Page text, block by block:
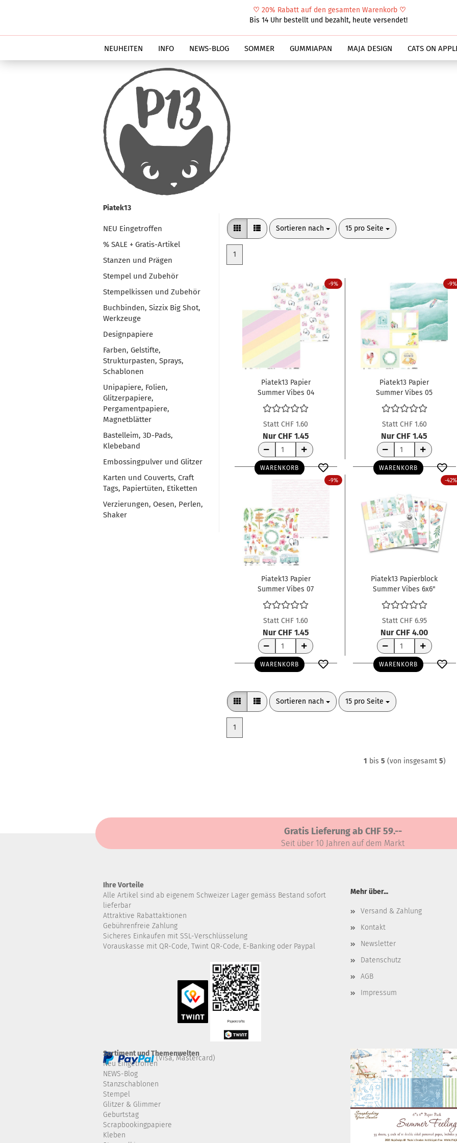
♡ 20% Rabatt auf den gesamten Warenkorb ♡
Bis 14 Uhr bestellt und bezahlt, heute versendet!
NEUHEITEN INFO NEWS-BLOG SOMMER GUMMIAPAN MAJA DESIGN CATS ON
Piatek13
NEU Eingetroffen
% SALE + Gratis-Artikel
Stanzen und Prägen
Stempel und Zubehör
Stempelkissen und Zubehör
Buchbinden, Sizzix Big Shot,
Werkzeuge
Designpapiere
Farben, Gelstifte,
Strukturpasten, Sprays,
Schablonen
Unipapiere, Folien,
Glitzerpapiere,
Pergamentpapiere,
Magnetblätter
Bastelleim, 3D-Pads,
Klebeband
Embossingpulver und Glitzer
Karten und Couverts, Craft
Tags, Papiertüten, Etiketten
Verzierungen, Oesen, Perlen,
Shaker
Sortieren nach
Sortieren nach 15 pro Seite
pro Seite
1
-9%
Piatek13 Papier
Summer Vibes 04
12x12"
Statt CHF 1.60
Nur CHF 1.45
WARENKORB
-9%
Piatek13 Papier
Summer Vibes 05
12x12"
Statt CHF 1.60
Nur CHF 1.45
WARENKORB
-9%
Piatek13 Papier
Summer Vibes 07
12x12"
Statt CHF 1.60
Nur CHF 1.45
WARENKORB
-42%
Piatek13 Papierblock
Summer Vibes 6x6"
Statt CHF 6.95
Nur CHF 4.00
WARENKORB
Sortieren nach
Sortieren nach 15 pro Seite
pro Seite
1
1 bis 5 (von insgesamt 5)
Gratis Lieferung ab CHF 59.--
Seit über 10 Jahren auf dem Markt
Ihre Vorteile
Alle Artikel sind ab eigenem Schweizer Lager gemäss Bestand sofort
lieferbar
Attraktive Rabattaktionen
Gebührenfreie Zahlung
Sicheres Einkaufen mit SSL-Verschlüsselung
Vorauskasse mit QR-Code, Twint QR-Code, E-Banking oder Paypal
(Visa, Mastercard)
Mehr über...
Versand & Zahlung
Kontakt
Newsletter
Datenschutz
AGB
Impressum
Sortiment und Themenwelten
Neu Eingetroffen
NEWS-Blog
Stanzschablonen
Stempel
Glitzer & Glimmer
Geburtstag
Scrapbookingpapiere
Kleben